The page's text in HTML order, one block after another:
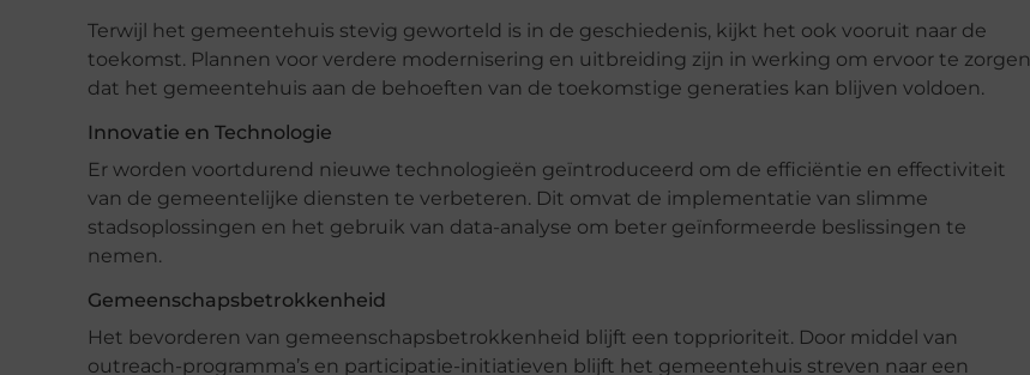
Terwijl het gemeentehuis stevig geworteld is in de geschiedenis, kijkt het ook vooruit naar de
toekomst. Plannen voor verdere modernisering en uitbreiding zijn in werking om ervoor te zorgen
dat het gemeentehuis aan de behoeften van de toekomstige generaties kan blijven voldoen.
Innovatie en Technologie
Er worden voortdurend nieuwe technologieën geïntroduceerd om de efficiëntie en effectiviteit
van de gemeentelijke diensten te verbeteren. Dit omvat de implementatie van slimme
stadsoplossingen en het gebruik van data-analyse om beter geïnformeerde beslissingen te
nemen.
Gemeenschapsbetrokkenheid
Het bevorderen van gemeenschapsbetrokkenheid blijft een topprioriteit. Door middel van
outreach-programma’s en participatie-initiatieven blijft het gemeentehuis streven naar een